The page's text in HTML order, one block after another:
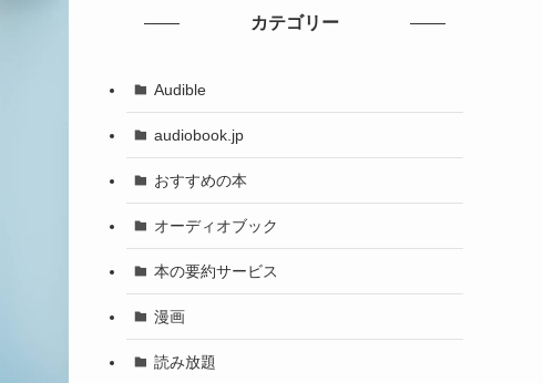
カテゴリー
Audible
audiobook.jp
おすすめの本
オーディオブック
本の要約サービス
漫画
読み放題